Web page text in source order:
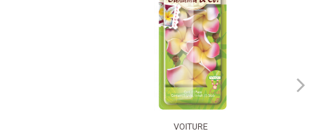
VOITURE